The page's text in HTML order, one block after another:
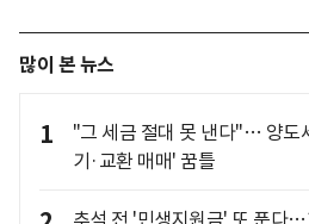
많이 본 뉴스
1
"그 세금 절대 못 낸다"… 양도
기·교환 매매' 꿈틀